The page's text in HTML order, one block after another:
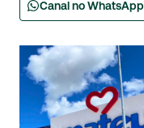
Canal no WhatsApp